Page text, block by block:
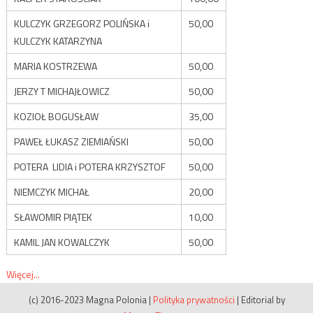
KULCZYK GRZEGORZ POLIŃSKA i
KULCZYK KATARZYNA
50,00
MARIA KOSTRZEWA
50,00
JERZY T MICHAJŁOWICZ
50,00
KOZIOŁ BOGUSŁAW
35,00
PAWEŁ ŁUKASZ ZIEMIAŃSKI
50,00
POTERA LIDIA i POTERA KRZYSZTOF
50,00
NIEMCZYK MICHAŁ
20,00
SŁAWOMIR PIĄTEK
10,00
KAMIL JAN KOWALCZYK
50,00
Więcej...
(c) 2016-2023 Magna Polonia | Polityka prywatności | Editorial by